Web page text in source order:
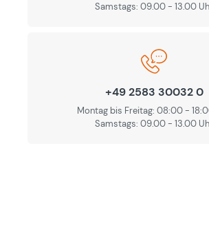
Samstags: 09.00 - 13.00
+49 2583 30032 0
Montag bis Freitag: 08:00 -
Samstags: 09.00 - 13.00